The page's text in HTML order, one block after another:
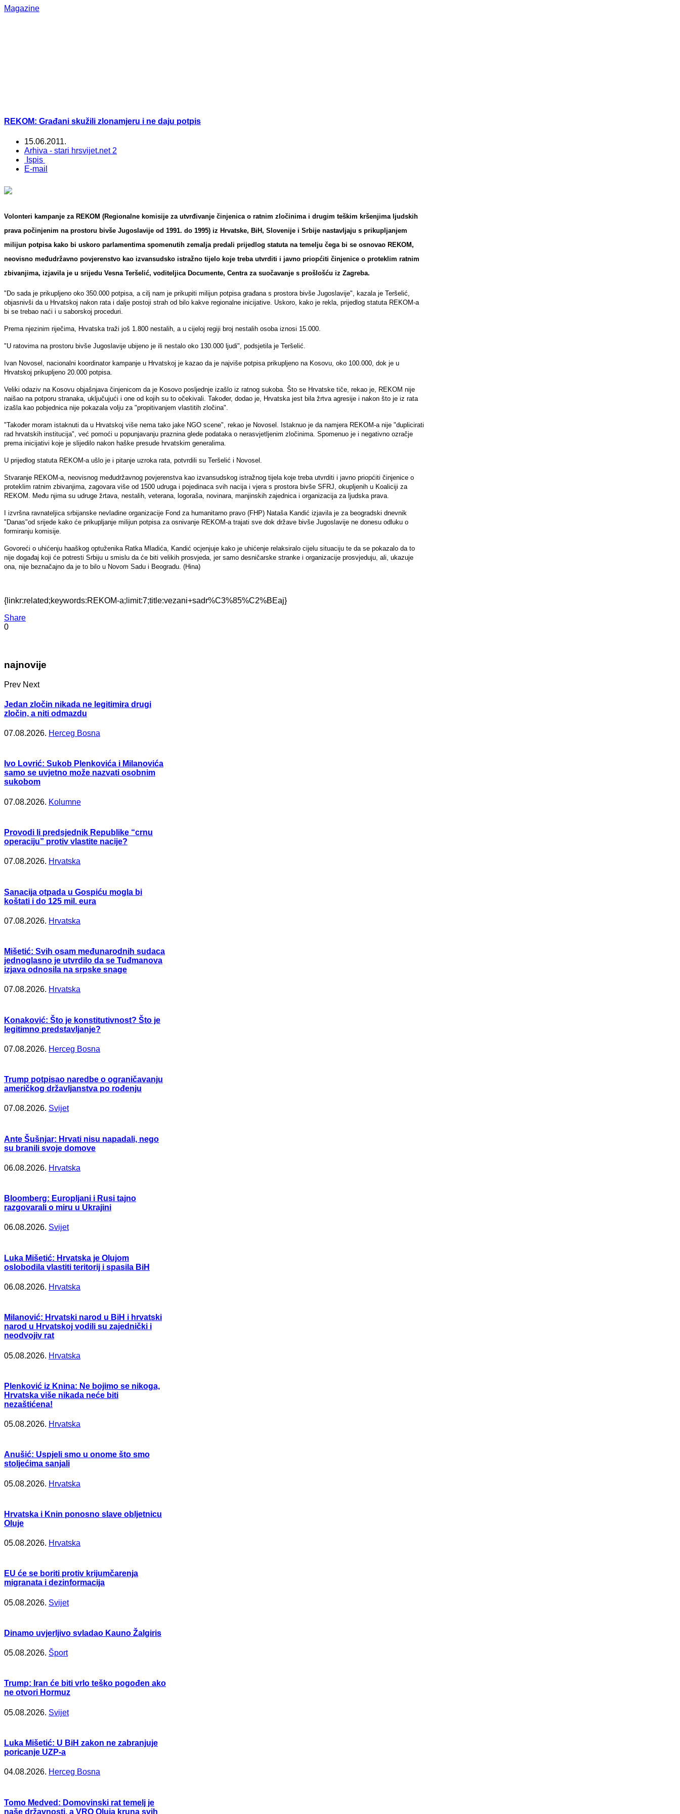
Magazine
REKOM: Građani skužili zlonamjeru i ne daju potpis
15.06.2011.
Arhiva - stari hrsvijet.net 2
Ispis
E-mail
Volonteri kampanje za REKOM (Regionalne komisije za utvrđivanje činjenica o ratnim zločinima i drugim teškim kršenjima ljudskih
prava počinjenim na prostoru bivše Jugoslavije od 1991. do 1995) iz Hrvatske, BiH, Slovenije i Srbije nastavljaju s prikupljanjem
milijun potpisa kako bi uskoro parlamentima spomenutih zemalja predali prijedlog statuta na temelju čega bi se osnovao REKOM,
neovisno međudržavno povjerenstvo kao izvansudsko istražno tijelo koje treba utvrditi i javno priopćiti činjenice o proteklim ratnim
zbivanjima, izjavila je u srijedu Vesna Teršelić, voditeljica Documente, Centra za suočavanje s prošlošću iz Zagreba.
"Do sada je prikupljeno oko 350.000 potpisa, a cilj nam je prikupiti milijun potpisa građana s prostora bivše Jugoslavije", kazala je Teršelić,
objasnivši da u Hrvatskoj nakon rata i dalje postoji strah od bilo kakve regionalne inicijative. Uskoro, kako je rekla, prijedlog statuta REKOM-a
bi se trebao naći i u saborskoj proceduri.
Prema njezinim riječima, Hrvatska traži još 1.800 nestalih, a u cijeloj regiji broj nestalih osoba iznosi 15.000.
"U ratovima na prostoru bivše Jugoslavije ubijeno je ili nestalo oko 130.000 ljudi", podsjetila je Teršelić.
Ivan Novosel, nacionalni koordinator kampanje u Hrvatskoj je kazao da je najviše potpisa prikupljeno na Kosovu, oko 100.000, dok je u
Hrvatskoj prikupljeno 20.000 potpisa.
Veliki odaziv na Kosovu objašnjava činjenicom da je Kosovo posljednje izašlo iz ratnog sukoba. Što se Hrvatske tiče, rekao je, REKOM nije
naišao na potporu stranaka, uključujući i one od kojih su to očekivali. Također, dodao je, Hrvatska jest bila žrtva agresije i nakon što je iz rata
izašla kao pobjednica nije pokazala volju za "propitivanjem vlastitih zločina".
"Također moram istaknuti da u Hrvatskoj više nema tako jake NGO scene", rekao je Novosel. Istaknuo je da namjera REKOM-a nije "duplicirati
rad hrvatskih institucija", već pomoći u popunjavanju praznina glede podataka o nerasvjetljenim zločinima. Spomenuo je i negativno ozračje
prema inicijativi koje je slijedilo nakon haške presude hrvatskim generalima.
U prijedlog statuta REKOM-a ušlo je i pitanje uzroka rata, potvrdili su Teršelić i Novosel.
Stvaranje REKOM-a, neovisnog međudržavnog povjerenstva kao izvansudskog istražnog tijela koje treba utvrditi i javno priopćiti činjenice o
proteklim ratnim zbivanjima, zagovara više od 1500 udruga i pojedinaca svih nacija i vjera s prostora bivše SFRJ, okupljenih u Koaliciji za
REKOM. Među njima su udruge žrtava, nestalih, veterana, logoraša, novinara, manjinskih zajednica i organizacija za ljudska prava.
I izvršna ravnateljica srbijanske nevladine organizacije Fond za humanitarno pravo (FHP) Nataša Kandić izjavila je za beogradski dnevnik
"Danas"od srijede kako će prikupljanje milijun potpisa za osnivanje REKOM-a trajati sve dok države bivše Jugoslavije ne donesu odluku o
formiranju komisije.
Govoreći o uhićenju haaškog optuženika Ratka Mladića, Kandić ocjenjuje kako je uhićenje relaksiralo cijelu situaciju te da se pokazalo da to
nije događaj koji će potresti Srbiju u smislu da će biti velikih prosvjeda, jer samo desničarske stranke i organizacije prosvjeduju, ali, ukazuje
ona, nije beznačajno da je to bilo u Novom Sadu i Beogradu. (Hina)
{linkr:related;keywords:REKOM-a;limit:7;title:vezani+sadr%C3%85%C2%BEaj}
Share
0
najnovije
Prev Next
Jedan zločin nikada ne legitimira drugi
zločin, a niti odmazdu
07.08.2026. Herceg Bosna
Ivo Lovrić: Sukob Plenkovića i Milanovića
samo se uvjetno može nazvati osobnim
sukobom
07.08.2026. Kolumne
Provodi li predsjednik Republike “crnu
operaciju” protiv vlastite nacije?
07.08.2026. Hrvatska
Sanacija otpada u Gospiću mogla bi
koštati i do 125 mil. eura
07.08.2026. Hrvatska
Mišetić: Svih osam međunarodnih sudaca
jednoglasno je utvrdilo da se Tuđmanova
izjava odnosila na srpske snage
07.08.2026. Hrvatska
Konaković: Što je konstitutivnost? Što je
legitimno predstavljanje?
07.08.2026. Herceg Bosna
Trump potpisao naredbe o ograničavanju
američkog državljanstva po rođenju
07.08.2026. Svijet
Ante Šušnjar: Hrvati nisu napadali, nego
su branili svoje domove
06.08.2026. Hrvatska
Bloomberg: Europljani i Rusi tajno
razgovarali o miru u Ukrajini
06.08.2026. Svijet
Luka Mišetić: Hrvatska je Olujom
oslobodila vlastiti teritorij i spasila BiH
06.08.2026. Hrvatska
Milanović: Hrvatski narod u BiH i hrvatski
narod u Hrvatskoj vodili su zajednički i
neodvojiv rat
05.08.2026. Hrvatska
Plenković iz Knina: Ne bojimo se nikoga,
Hrvatska više nikada neće biti
nezaštićena!
05.08.2026. Hrvatska
Anušić: Uspjeli smo u onome što smo
stoljećima sanjali
05.08.2026. Hrvatska
Hrvatska i Knin ponosno slave obljetnicu
Oluje
05.08.2026. Hrvatska
EU će se boriti protiv krijumčarenja
migranata i dezinformacija
05.08.2026. Svijet
Dinamo uvjerljivo svladao Kauno Žalgiris
05.08.2026. Šport
Trump: Iran će biti vrlo teško pogođen ako
ne otvori Hormuz
05.08.2026. Svijet
Luka Mišetić: U BiH zakon ne zabranjuje
poricanje UZP-a
04.08.2026. Herceg Bosna
Tomo Medved: Domovinski rat temelj je
naše državnosti, a VRO Oluja kruna svih